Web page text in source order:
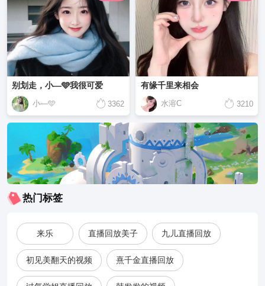
别划走，小—🩵我很可爱
小—🩵 3362
有缘千里来相会
水溶C 3210
热门标签
来乐 直播回放美子 九儿直播回放
初见美翻天的视频 熹千金直播回放